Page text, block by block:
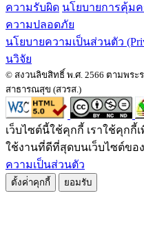
ความรับผิด นโยบายการคุ้ม
ความปลอดภัย
นโยบายความเป็นส่วนตัว
นวิจัย
© สงวนลิขสิทธิ์ พ.ศ. 2566 ตามพร
สาธารณสุข (สวรส.)
เว็บไซต์นี้ใช้คุกกี้ เราใช้คุก
ใช้งานที่ดีที่สุดบนเว็บไซต์ขอ
ความเป็นส่วนตัว
ตั้งค่่าคุกกี้ ยอมรับ